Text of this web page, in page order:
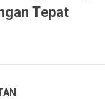
Tepat